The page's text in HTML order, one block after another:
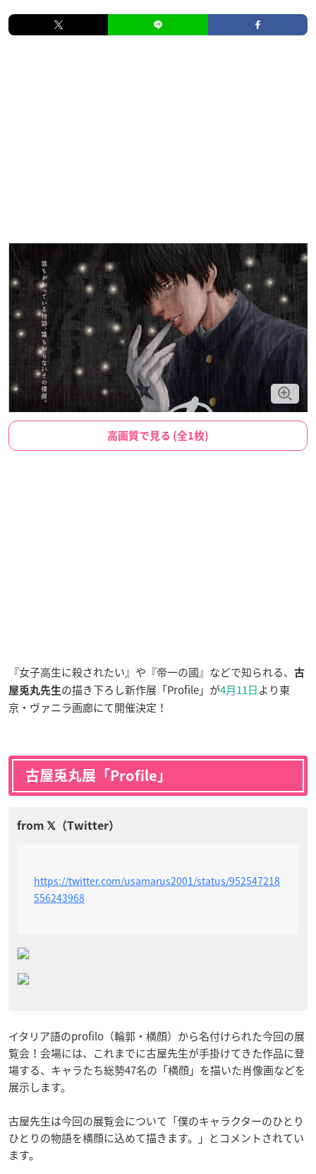
高画質で見る (全1枚)
『女子高生に殺されたい』や『帝一の國』などで知られる、
古
屋兎丸先生の描き下ろし新作展「Profile」が4月11日より東
京・ヴァニラ画廊にて開催決定！
古屋兎丸展「Profile」
https://twitter.com/usamarus2001/status/952547218
556243968
イタリア語のprofilo（輪郭・横顔）から名付けられた今回の展
覧会！会場には、 これまでに古屋先生が手掛けてきた作品に登
場する、キャラたち総勢47名の「横顔」を描いた肖像画などを
展示します。
古屋先生は今回の展覧会について「僕のキャラクターのひとり
ひとりの物語を横顔に込めて描きます。」とコメントされてい
ます。